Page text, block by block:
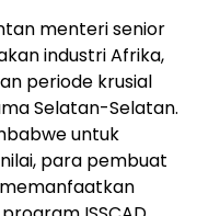
menteri senior
industri Afrika,
periode krusial
Selatan-Selatan.
untuk
para pembuat